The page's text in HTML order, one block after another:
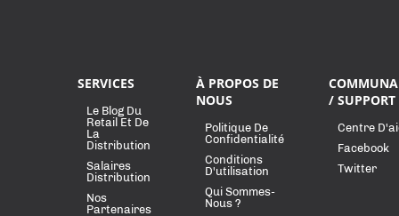
SERVICES
Le Blog Du
Retail Et De
La
Distribution
Salaires
Distribution
Nos
Partenaires
À PROPOS DE
NOUS
Politique De
Confidentialité
Conditions
D'utilisation
Qui Sommes-
Nous ?
/ SUPPORT
Centre
Facebook
Twitter